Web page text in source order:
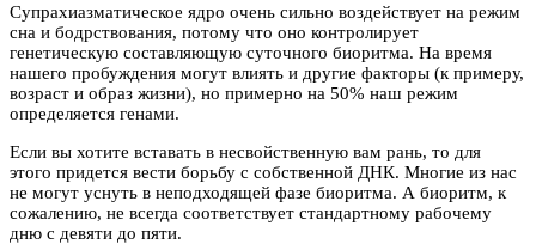
Супрахиазматическое ядро очень сильно воздействует на режим
сна и бодрствования, потому что оно контролирует
генетическую составляющую суточного биоритма. На время
нашего пробуждения могут влиять и другие факторы (к примеру,
возраст и образ жизни), но примерно на 50% наш режим
определяется генами.
Если вы хотите вставать в несвойственную вам рань, то для
этого придется вести борьбу с собственной ДНК. Многие из нас
не могут уснуть в неподходящей фазе биоритма. А биоритм, к
сожалению, не всегда соответствует стандартному рабочему
дню с девяти до пяти.